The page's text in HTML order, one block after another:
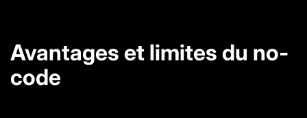
Avantages et limites du no-
code